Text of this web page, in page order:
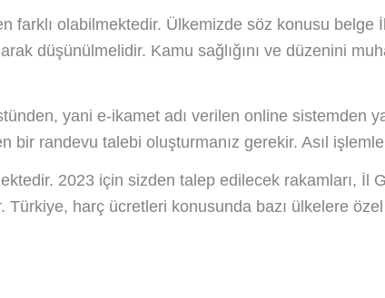
farklı olabilmektedir. Ülkemizde söz konusu belge
düşünülmelidir. Kamu sağlığını ve düzenini
yani e-ikamet adı verilen online sistemden
bir randevu talebi oluşturmanız gerekir. Asıl
2023 için sizden talep edilecek rakamları, İl
harç ücretleri konusunda bazı ülkelere özel